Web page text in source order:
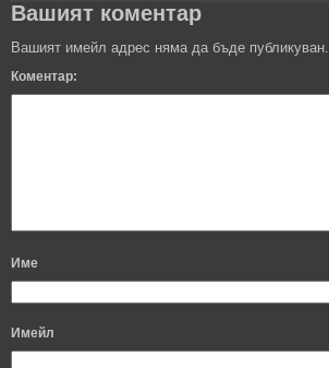
Вашият коментар
Вашият имейл адрес няма да бъде публикуван.
Коментар:
Име
Имейл